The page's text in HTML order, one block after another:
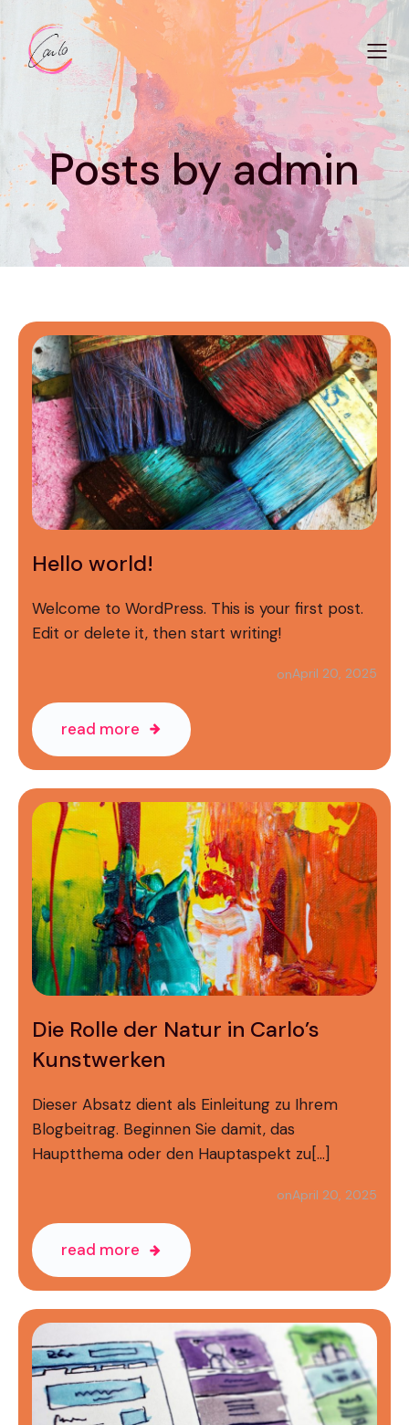
Posts byadmin
Hello world!
Welcome to WordPress. This is your first post.
Edit or delete it, then start writing!
onApril 20, 2025
read more
Die Rolle der Natur in Carlo’s
Kunstwerken
Dieser Absatz dient als Einleitung zu Ihrem
Blogbeitrag. Beginnen Sie damit, das
Hauptthema oder den Hauptaspekt zu[…]
onApril 20, 2025
read more